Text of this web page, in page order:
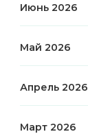
Июнь 2026
Май 2026
Апрель 2026
Март 2026